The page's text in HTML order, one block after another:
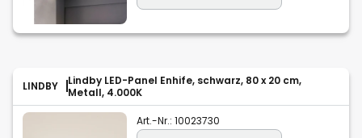
LINDBY
Lindby LED-Panel Enhife, schwarz, 80 x 20 cm,
Metall, 4.000K
Art.-Nr.: 10023730